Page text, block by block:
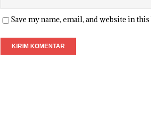
Save my name, email, and website in